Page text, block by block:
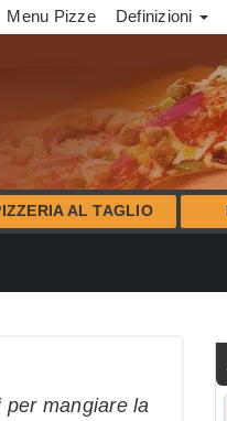
Menu Pizze Definizioni
AL TAGLIO
mangiare la